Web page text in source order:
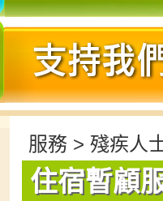
我
分
服務 > 殘疾人
住宿暫顧